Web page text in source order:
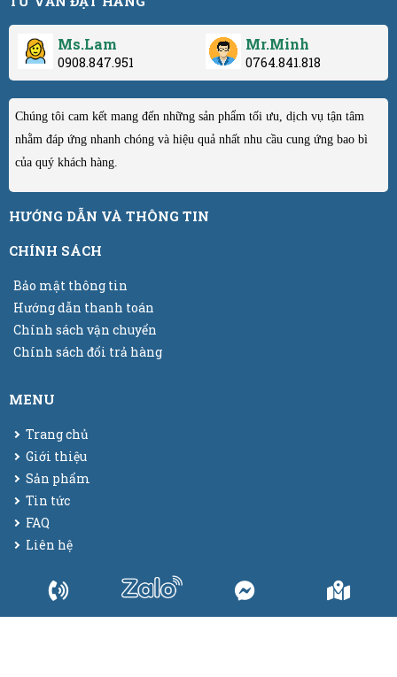
Ms.Lam
0908.847.951
Mr.Minh
0764.841.818
Chúng tôi cam kết mang đến những sản phẩm tối ưu, dịch vụ tận tâm
nhằm đáp ứng nhanh chóng và hiệu quả nhất nhu cầu cung ứng bao bì
của quý khách hàng.
HƯỚNG DẪN VÀ THÔNG TIN
CHÍNH SÁCH
Bảo mật thông tin
Hướng dẫn thanh toán
Chính sách vận chuyển
Chính sách đổi trả hàng
MENU
Trang chủ
Giới thiệu
Sản phẩm
Tin tức
FAQ
Liên hệ
Bao bì màng co